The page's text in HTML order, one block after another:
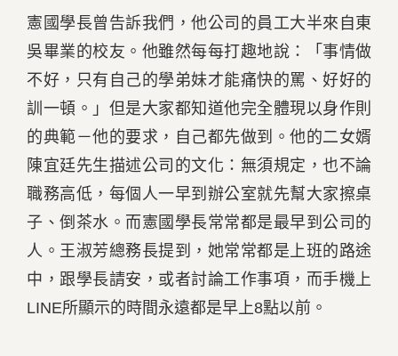
憲國學長曾告訴我們，他公司的員工大半來自東
吳畢業的校友。他雖然每每打趣地說：「事情做
不好，只有自己的學弟妹才能痛快的罵、好好的
訓一頓。」但是大家都知道他完全體現以身作則
的典範－他的要求，自己都先做到。他的二女婿
陳宜廷先生描述公司的文化：無須規定，也不論
職務高低，每個人一早到辦公室就先幫大家擦桌
子、倒茶水。而憲國學長常常都是最早到公司的
人。王淑芳總務長提到，她常常都是上班的路途
中，跟學長請安，或者討論工作事項，而手機上
LINE所顯示的時間永遠都是早上8點以前。